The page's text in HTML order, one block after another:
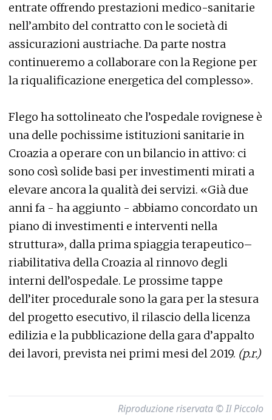
entrate offrendo prestazioni medico-sanitarie
nell’ambito del contratto con le società di
assicurazioni austriache. Da parte nostra
continueremo a collaborare con la Regione per
la riqualificazione energetica del complesso».
Flego ha sottolineato che l’ospedale rovignese è
una delle pochissime istituzioni sanitarie in
Croazia a operare con un bilancio in attivo: ci
sono così solide basi per investimenti mirati a
elevare ancora la qualità dei servizi. «Già due
anni fa - ha aggiunto - abbiamo concordato un
piano di investimenti e interventi nella
struttura», dalla prima spiaggia terapeutico–
riabilitativa della Croazia al rinnovo degli
interni dell’ospedale. Le prossime tappe
dell’iter procedurale sono la gara per la stesura
del progetto esecutivo, il rilascio della licenza
edilizia e la pubblicazione della gara d’appalto
dei lavori, prevista nei primi mesi del 2019. (p.r.)
Riproduzione riservata © Il Piccolo